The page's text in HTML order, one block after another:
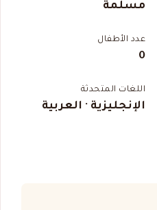
مسلمة
عدد الأطفال
0
اللغات المتحدثة
الإنجليزية · العربية